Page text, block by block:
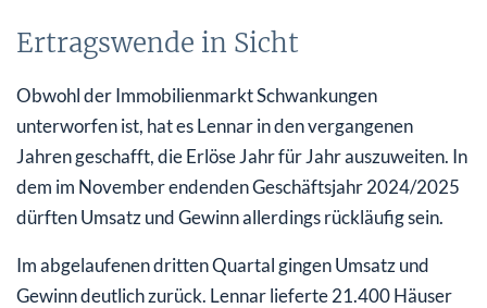
Ertragswende in Sicht
Obwohl der Immobilienmarkt Schwankungen
unterworfen ist, hat es Lennar in den vergangenen
Jahren geschafft, die Erlöse Jahr für Jahr auszuweiten. In
dem im November endenden Geschäftsjahr 2024/2025
dürften Umsatz und Gewinn allerdings rückläufig sein.
Im abgelaufenen dritten Quartal gingen Umsatz und
Gewinn deutlich zurück. Lennar lieferte 21.400 Häuser